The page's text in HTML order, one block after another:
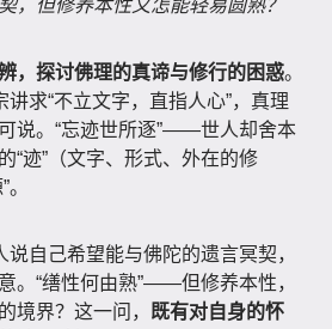
，但修养本性又怎能轻易圆熟？
，探讨佛理的真谛与修行的困惑。
求“不立文字，直指人心”，真理
说。“忘迹世所逐”——世人却舍本
“迹”（文字、形式、外在的修
自己希望能与佛陀的遗言冥契，
。“缮性何由熟”——但修养本性，
境界？这一问， 既有对自身的怀